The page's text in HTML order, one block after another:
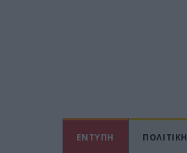
ΕΝΤΥΠΗ ΠΟΛΙΤΙΚΗ